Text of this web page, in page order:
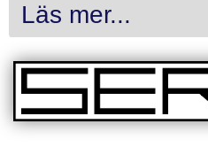
Läs mer...